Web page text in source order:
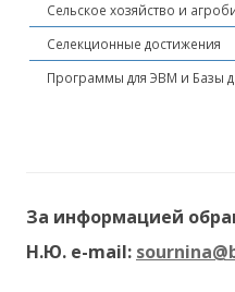
Сельское хозяйство и
Селекционные достижения
Программы для ЭВМ и Базы
За информацией
Н.Ю. e-mail: